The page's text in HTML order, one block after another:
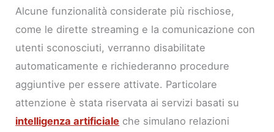
Alcune funzionalità considerate più rischiose,
come le dirette streaming e la comunicazione con
utenti sconosciuti, verranno disabilitate
automaticamente e richiederanno procedure
aggiuntive per essere attivate. Particolare
attenzione è stata riservata ai servizi basati su
intelligenza artificiale che simulano relazioni